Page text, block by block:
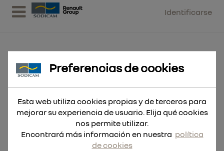
Identificarse
EQUIPO DE LUBRICACION PARA
GRG 1000L CON BOMBA
NEUMATICA RDC3, ASPIRACION SUPERIOR
+ CA
Preferencias de cookies
Esta web utiliza cookies propias y de terceros para
mejorar su experiencia de usuario. Elija qué cookies
nos permite utilizar.
Encontrará más información en nuestra política
de cookies